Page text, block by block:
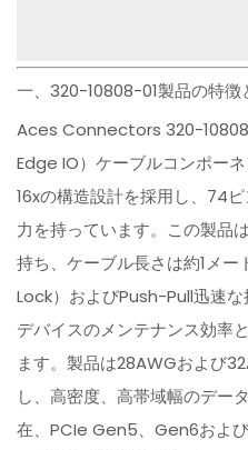
一、320-10808-01製品の特徴
Aces Connectors 320-
Edge IO）ケーブルコンポー
16xの構造設計を採用し、74
力を持っています。この製品
持ち、ケーブル長さは約1メ
Lock）およびPush-Pull迅速な
デバイスのメンテナンス効率
ます。製品は28AWGおよび
し、高密度、高帯域幅のデー
在、PCIe Gen5、Gen6およ